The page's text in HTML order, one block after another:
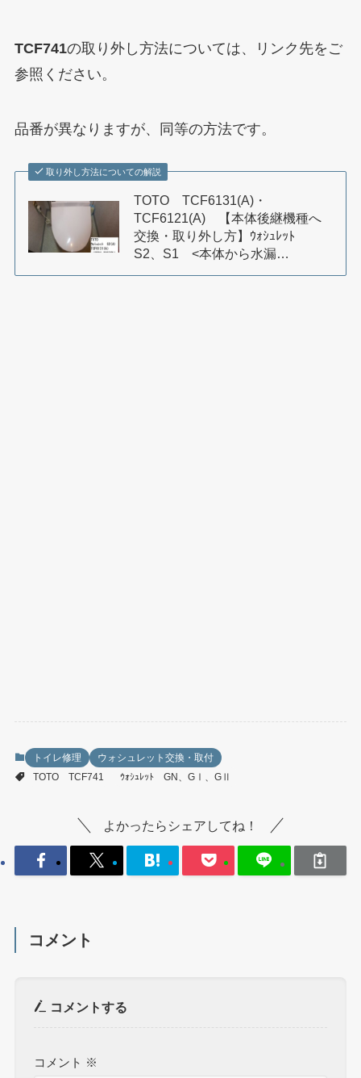
TCF741の取り外し方法については、リンク先をご
参照ください。
品番が異なりますが、同等の方法です。
取り外し方法についての解説
TOTO TCF6131(A)・
TCF6121(A) 【本体後継機種へ
交換・取り外し方】ｳｫｼｭﾚｯﾄ
S2、S1 <本体から水漏…
トイレ修理
ウォシュレット交換・取付
TOTO TCF741
ｳｫｼｭﾚｯﾄ GN、GⅠ、GⅡ
よかったらシェアしてね！
コメント
コメントする
コメント ※